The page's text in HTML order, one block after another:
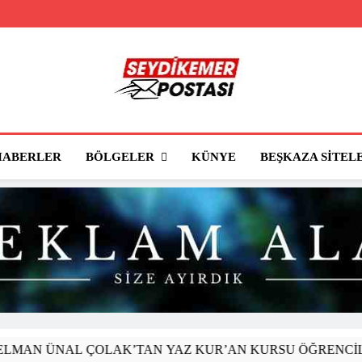
Seydikemer
BÖLGELER KÜNYE BEŞKAZA
ÇOLAK’TAN YAZ KUR’AN KURSU ÖĞRENCİLERİNE